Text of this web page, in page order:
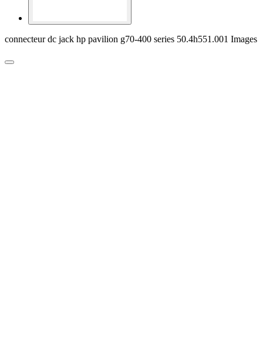
connecteur dc jack hp pavilion g70-400 series 50.4h551.001 Images